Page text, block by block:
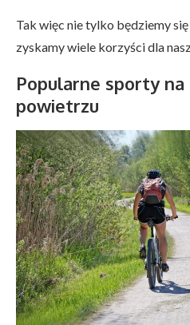
Tak więc nie tylko będziemy
zyskamy wiele korzyści dla
Popularne sporty na
powietrzu